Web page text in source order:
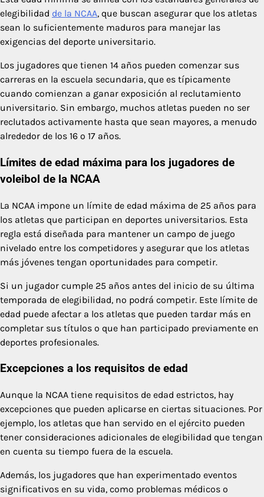
elegibilidad de la NCAA, que buscan asegurar que los atletas
sean lo suficientemente maduros para manejar las
exigencias del deporte universitario.
Los jugadores que tienen 14 años pueden comenzar sus
carreras en la escuela secundaria, que es típicamente
cuando comienzan a ganar exposición al reclutamiento
universitario. Sin embargo, muchos atletas pueden no ser
reclutados activamente hasta que sean mayores, a menudo
alrededor de los 16 o 17 años.
Límites de edad máxima para los jugadores de
voleibol de la NCAA
La NCAA impone un límite de edad máxima de 25 años para
los atletas que participan en deportes universitarios. Esta
regla está diseñada para mantener un campo de juego
nivelado entre los competidores y asegurar que los atletas
más jóvenes tengan oportunidades para competir.
Si un jugador cumple 25 años antes del inicio de su última
temporada de elegibilidad, no podrá competir. Este límite de
edad puede afectar a los atletas que pueden tardar más en
completar sus títulos o que han participado previamente en
deportes profesionales.
Excepciones a los requisitos de edad
Aunque la NCAA tiene requisitos de edad estrictos, hay
excepciones que pueden aplicarse en ciertas situaciones. Por
ejemplo, los atletas que han servido en el ejército pueden
tener consideraciones adicionales de elegibilidad que tengan
en cuenta su tiempo fuera de la escuela.
Además, los jugadores que han experimentado eventos
significativos en su vida, como problemas médicos o